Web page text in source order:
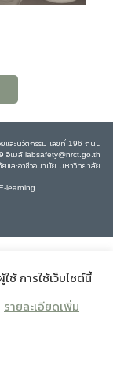
และนวัตกรรม เลขที่ 196 ถนน
อีเมล์ labsafety@nrct.go.th
และอาชีวอนามัย มหาวิทยาลัย
learning
ช้ การใช้เว็บไซต์นี้
รายละเอียดเพิ่ม